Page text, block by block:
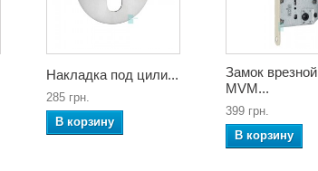
Накладка под цили...
285 грн.
В корзину
Замок врезной
MVM...
399 грн.
В корзину